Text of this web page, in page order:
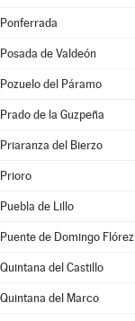
Ponferrada
Posada de Valdeón
Pozuelo del Páramo
Prado de la Guzpeña
Priaranza del Bierzo
Prioro
Puebla de Lillo
Puente de Domingo Flórez
Quintana del Castillo
Quintana del Marco